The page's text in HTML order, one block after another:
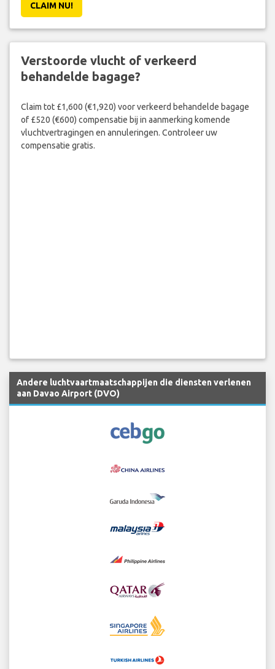
CLAIM NU!
Verstoorde vlucht of verkeerd
behandelde bagage?
Claim tot £1,600 (€1,920) voor verkeerd behandelde bagage
of £520 (€600) compensatie bij in aanmerking komende
vluchtvertragingen en annuleringen. Controleer uw
compensatie gratis.
Andere luchtvaartmaatschappijen die diensten verlenen
aan Davao Airport (DVO)